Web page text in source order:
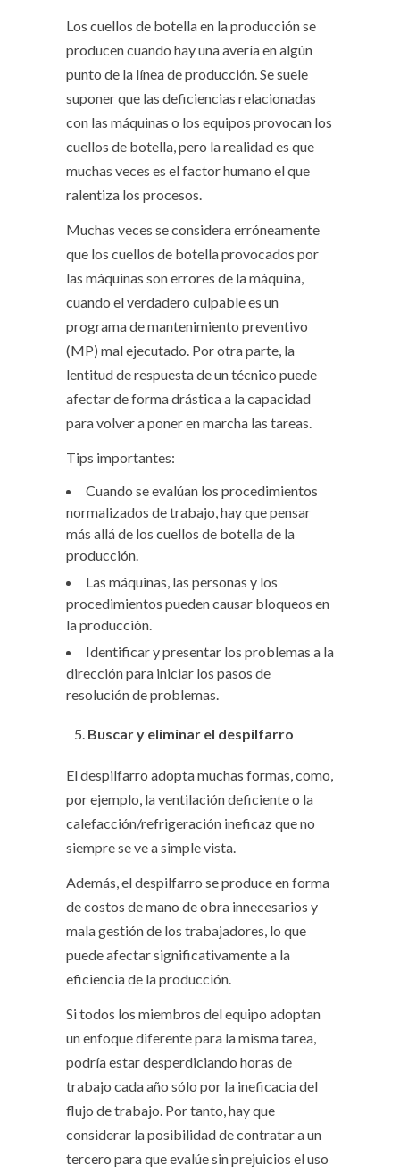
Los cuellos de botella en la producción se
producen cuando hay una avería en algún
punto de la línea de producción. Se suele
suponer que las deficiencias relacionadas
con las máquinas o los equipos provocan los
cuellos de botella, pero la realidad es que
muchas veces es el factor humano el que
ralentiza los procesos.
Muchas veces se considera erróneamente
que los cuellos de botella provocados por
las máquinas son errores de la máquina,
cuando el verdadero culpable es un
programa de mantenimiento preventivo
(MP) mal ejecutado. Por otra parte, la
lentitud de respuesta de un técnico puede
afectar de forma drástica a la capacidad
para volver a poner en marcha las tareas.
Tips importantes:
Cuando se evalúan los procedimientos
normalizados de trabajo, hay que pensar
más allá de los cuellos de botella de la
producción.
Las máquinas, las personas y los
procedimientos pueden causar bloqueos en
la producción.
Identificar y presentar los problemas a la
dirección para iniciar los pasos de
resolución de problemas.
Buscar y eliminar el despilfarro
El despilfarro adopta muchas formas, como,
por ejemplo, la ventilación deficiente o la
calefacción/refrigeración ineficaz que no
siempre se ve a simple vista.
Además, el despilfarro se produce en forma
de costos de mano de obra innecesarios y
mala gestión de los trabajadores, lo que
puede afectar significativamente a la
eficiencia de la producción.
Si todos los miembros del equipo adoptan
un enfoque diferente para la misma tarea,
podría estar desperdiciando horas de
trabajo cada año sólo por la ineficacia del
flujo de trabajo. Por tanto, hay que
considerar la posibilidad de contratar a un
tercero para que evalúe sin prejuicios el uso